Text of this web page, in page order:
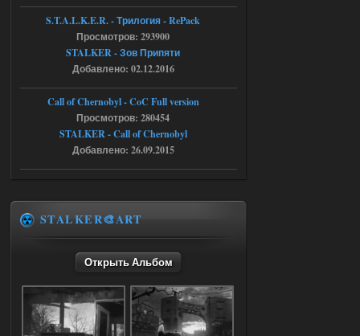
Ответить ➤
05.08.2026
Путь во мгле + GUNSLINGER mod
Stalker-Mods-Clan-su
Доступно только для пользователей
Ответить ➤
05.08.2026
Путь во мгле + GUNSLINGER mod
где пароль?
Ответить ➤
Dead Air: Refined
09:03
Stalker-Mods-Clan-su
S.T.A.L.K.E.R. - Трилогия - RePack
Просмотров: 293900
STALKER - Зов Припяти
Добавлено: 02.12.2016
Call of Chernobyl - CoC Full version
Просмотров: 280454
STALKER - Call of Chernobyl
Добавлено: 26.09.2015
STALKER🎨ART
Открыть Альбом